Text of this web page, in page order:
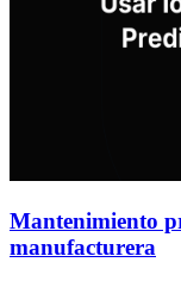
Mantenimiento
manufacturera